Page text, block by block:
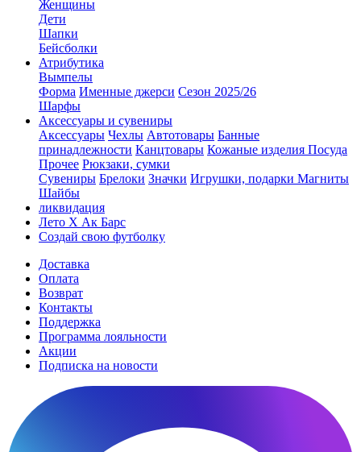
Женщины
Дети
Шапки
Бейсболки
Атрибутика
Вымпелы
Форма Именные джерси Сезон 2025/26
Шарфы
Аксессуары и сувениры
Аксессуары Чехлы Автотовары Банные
принадлежности Канцтовары Кожаные изделия Посуда
Прочее Рюкзаки, сумки
Сувениры Брелоки Значки Игрушки, подарки Магниты
Шайбы
ликвидация
Лето Х Ак Барс
Создай свою футболку
Доставка
Оплата
Возврат
Контакты
Поддержка
Программа лояльности
Акции
Подписка на новости